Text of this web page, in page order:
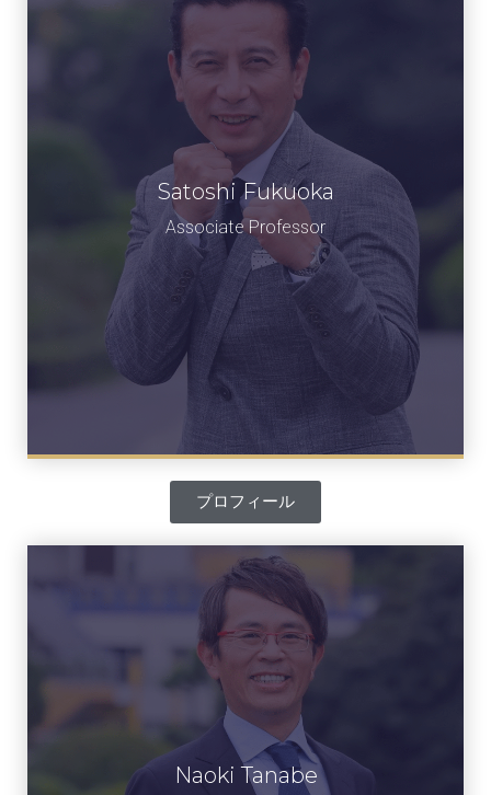
Satoshi Fukuoka
Associate Professor​
福岡 敏
准教授
プロフィール
Naoki Tanabe
田辺 直樹